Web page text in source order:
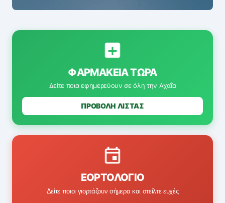
ΦΑΡΜΑΚΕΊΑ ΤΏΡΑ
Δείτε ποια εφημερεύουν σε όλη την Αχαΐα
ΠΡΟΒΟΛΗ ΛΙΣΤΑΣ
ΕΟΡΤΟΛΌΓΙΟ
Δείτε ποιοι γιορτάζουν σήμερα και στείλτε ευχές